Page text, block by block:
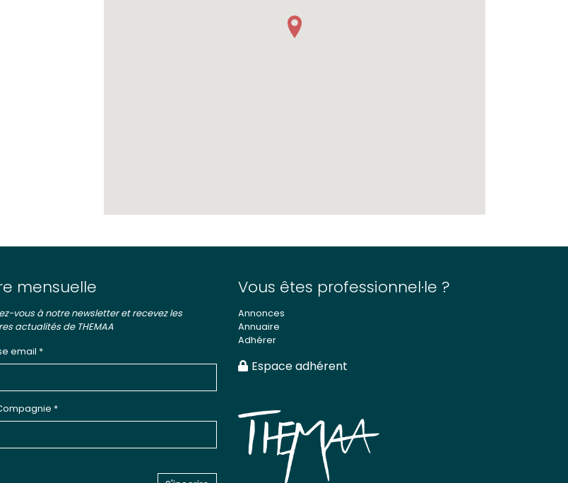
mensuelle
vous à notre newsletter et recevez les
actualités de THEMAA
email *
*
Vous êtes professionnel·le ?
Annonces
Annuaire
Adhérer
Espace adhérent